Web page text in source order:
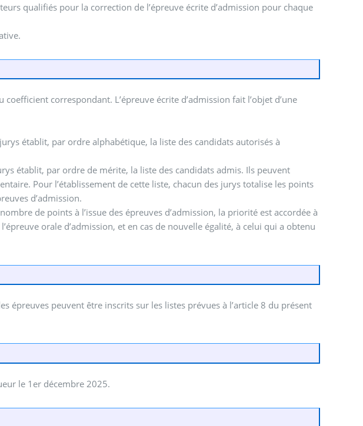
qualifiés pour la correction de l’épreuve écrite d’admission pour chaque
correspondant. L’épreuve écrite d’admission fait l’objet d’une
établit, par ordre alphabétique, la liste des candidats autorisés à
établit, par ordre de mérite, la liste des candidats admis. Ils peuvent
Pour l’établissement de cette liste, chacun des jurys totalise les points
d’admission.
de points à l’issue des épreuves d’admission, la priorité est accordée à
orale d’admission, et en cas de nouvelle égalité, à celui qui a obtenu
épreuves peuvent être inscrits sur les listes prévues à l’article 8 du présent
le 1er décembre 2025.